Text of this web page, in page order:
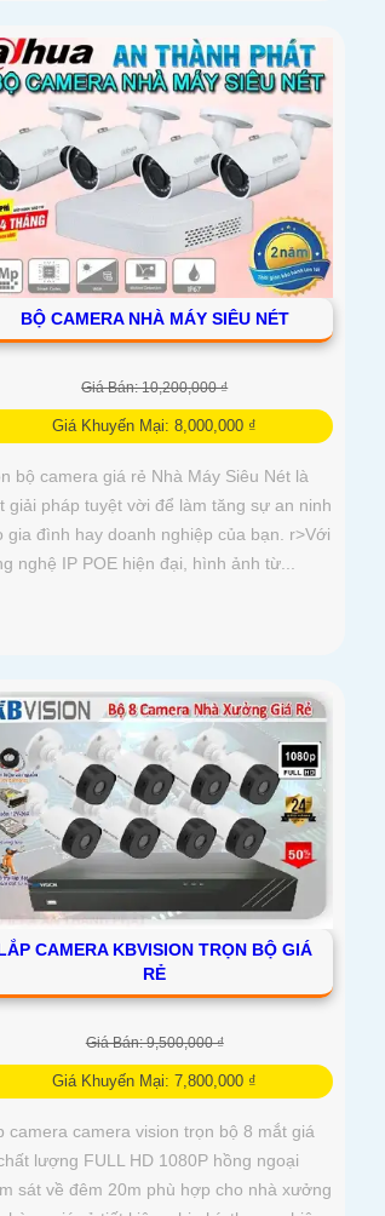
BỘ CAMERA NHÀ MÁY SIÊU NÉT
Giá Bán: 10,200,000 ₫
Giá Khuyến Mại: 8,000,000 ₫
bộ camera giá rẻ Nhà Máy Siêu Nét là
giải pháp tuyệt vời để làm tăng sự an ninh
gia đình hay doanh nghiệp của bạn. r>Với
nghệ IP POE hiện đại, hình ảnh từ...
CAMERA KBVISION TRỌN BỘ GIÁ
RẺ
Giá Bán: 9,500,000 ₫
Giá Khuyến Mại: 7,800,000 ₫
camera camera vision trọn bộ 8 mắt giá
lượng FULL HD 1080P hồng ngoại
sát về đêm 20m phù hợp cho nhà xưởng